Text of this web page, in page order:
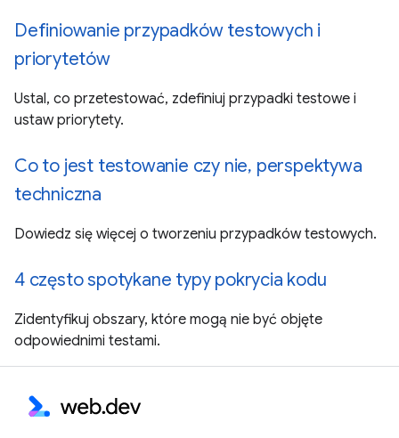
Definiowanie przypadków testowych i
priorytetów
Ustal, co przetestować, zdefiniuj przypadki testowe i
ustaw priorytety.
Co to jest testowanie czy nie, perspektywa
techniczna
Dowiedz się więcej o tworzeniu przypadków testowych.
4 często spotykane typy pokrycia kodu
Zidentyfikuj obszary, które mogą nie być objęte
odpowiednimi testami.